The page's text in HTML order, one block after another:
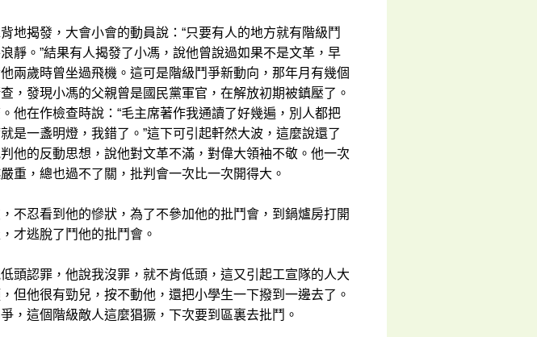
地揭發，大會小會的動員說：“只要有人的地方就有階級鬥
靜。”結果有人揭發了小馮，說他曾說過如果不是文革，早
兩歲時曾坐過飛機。這可是階級鬥爭新動向，那年月有幾個
，發現小馮的父親曾是國民黨軍官，在解放初期被鎮壓了。
他在作檢查時說：“毛主席著作我通讀了好幾遍，別人都把
是一盞明燈，我錯了。”這下可引起軒然大波，這麼說還了
他的反動思想，說他對文革不滿，對偉大領袖不敬。他一次
重，總也過不了關，批判會一次比一次開得大。
不忍看到他的慘狀，為了不參加他的批鬥會，到鍋爐房打開
才逃脫了鬥他的批鬥會。
頭認罪，他說我沒罪，就不肯低頭，這又引起工宣隊的人大
但他很有勁兒，按不動他，還把小學生一下撥到一邊去了。
，這個階級敵人這麼猖獗，下次要到區裏去批鬥。